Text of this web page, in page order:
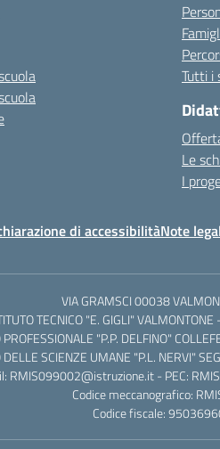
Tutti i
Le
I
di accessibilitàNote
VIA GRAMSCI 00038
TECNICO "E. GIGLI"
PROFESSIONALE "P.P. DELFINO"
DELLE SCIENZE UMANE "P.L. NERVI"
RMIS099002@istruzione.it - PEC:
Codice meccanografico:
Codice fiscale: